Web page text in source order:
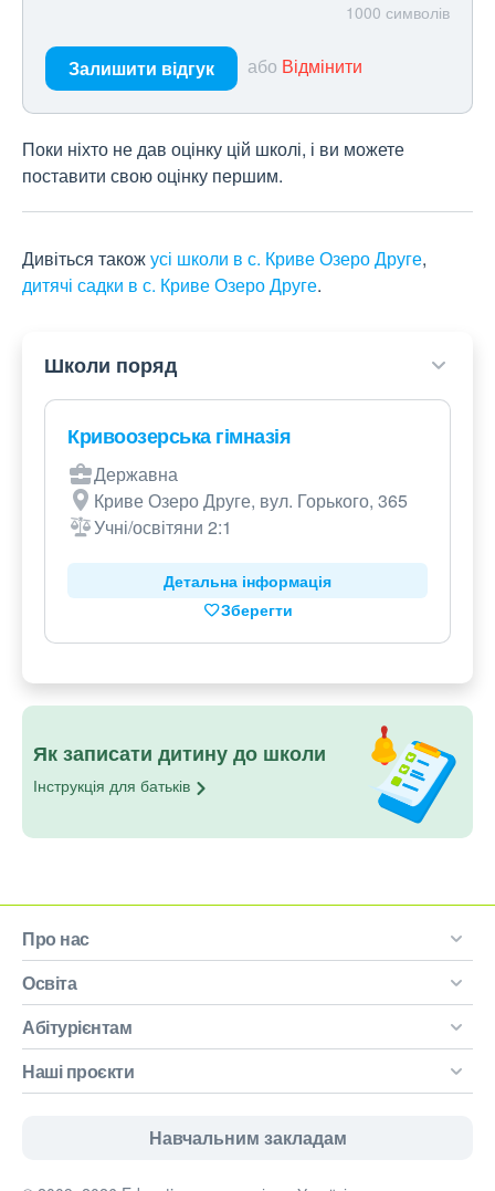
1000 символів
Залишити відгук або Відмінити
Поки ніхто не дав оцінку цій школі, і ви можете
поставити свою оцінку першим.
Дивіться такожусі школи в с. Криве Озеро Друге,
дитячі садки в с. Криве Озеро Друге.
Школи поряд
Кривоозерська гімназія
Державна
Криве Озеро Друге, вул. Горького, 365
Учні/освітяни 2:1
Детальна інформація
Зберегти
Як записати дитину до школи
Інструкція для батьків
Про нас
Освіта
Абітурієнтам
Наші проєкти
Навчальним закладам